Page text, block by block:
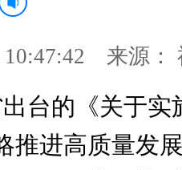
10:47:42 来源：
的《关于实
推进高质量发